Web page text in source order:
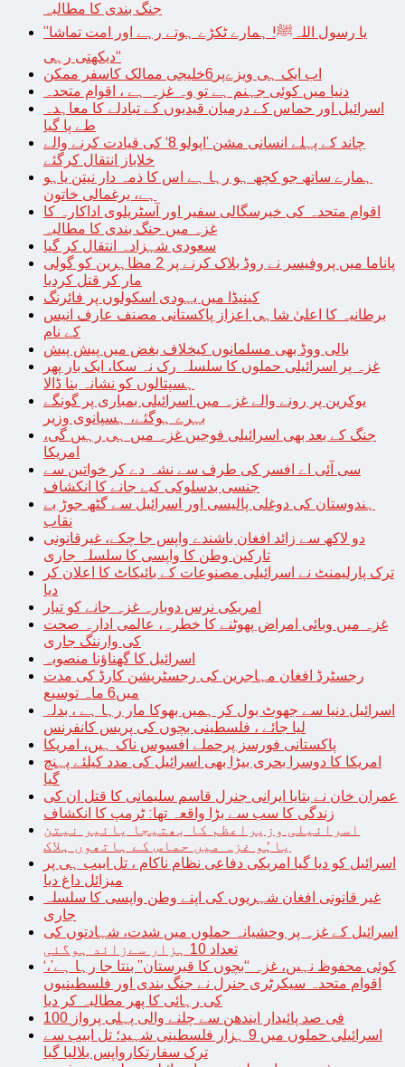
جنگ بندی کا مطالبہ
’’یا رسول اللہﷺ! ہمارے ٹکڑے ہوتے رہے اور امت تماشا
دیکھتی رہی‘‘
اب ایک ہی ویزےپر6خلیجی ممالک کاسفر ممکن
دنیا میں کوئی جہنم ہے تو وہ غزہ ہے ، اقوام متحدہ
اسرائیل اور حماس کے درمیان قیدیوں کے تبادلے کا معاہدہ
طے پا گیا
چاند کے پہلے انسانی مشن ’اپولو 8‘ کی قیادت کرنے والے
خلاباز انتقال کرگئے
ہمارے ساتھ جو کچھ ہو رہا ہے اس کا ذمہ دار نیتن یاہو
ہے، یرغمالی خاتون
اقوام متحدہ کی خیرسگالی سفیر اور آسٹریلوی اداکارہ کا
غزہ میں جنگ بندی کا مطالبہ
سعودی شہزادہ انتقال کر گیا
پاناما میں پروفیسر نے روڈ بلاک کرنے پر 2 مظاہرین کو گولی
مار کر قتل کردیا
کینیڈا میں یہودی اسکولوں پر فائرنگ
برطانیہ کا اعلیٰ شاہی اعزاز پاکستانی مصنف عارف انیس
کے نام
بالی ووڈ بھی مسلمانوں کیخلاف بغض میں پیش پیش
غزہ پر اسرائیلی حملوں کا سلسلہ رک نہ سکا، ایک بار پھر
ہسپتالوں کو نشانہ بنا ڈالا
یوکرین پر رونے والے غزہ میں اسرائیلی بمباری پر گونگے
بہرے ہوگئے، ہسپانوی وزیر
جنگ کے بعد بھی اسرائیلی فوجیں غزہ میں ہی رہیں گی،
امریکا
سی آئی اے افسر کی طرف سے نشہ دے کر خواتین سے
جنسی بدسلوکی کیے جانے کا انکشاف
ہندوستان کی دوغلی پالیسی اور اسرائیل سے گٹھ جوڑ بے
نقاب
دو لاکھ سے زائد افغان باشندے واپس جا چکے، غیرقانونی
تارکین وطن کا واپسی کا سلسلہ جاری
ترک پارلیمنٹ نے اسرائیلی مصنوعات کے بائیکاٹ کا اعلان کر
دیا
امریکی نرس دوبارہ غزہ جانے کو تیار
غزہ میں وبائی امراض پھوٹنے کا خطرہ، عالمی ادارہ صحت
کی وارننگ جاری
اسرائیل کا گھناؤنا منصوبہ
رجسٹرڈ افغان مہاجرین کی رجسٹریشن کارڈ کی مدت
میں6 ماہ توسیع
اسرائیل دنیا سے جھوٹ بول کر ہمیں بھوکا مار رہا ہے ، بدلہ
لیا جائے ، فلسطینی بچوں کی پریس کانفرنس
پاکستانی فورسز پرحملے افسوس ناک ہیں، امریکا
امریکا کا دوسرا بحری بیڑا بھی اسرائیل کی مدد کیلئے پہنچ
گیا
عمران خان نے بتایا ایرانی جنرل قاسم سلیمانی کا قتل ان کی
زندگی کا سب سے بڑا واقعہ تھا: ٹرمپ کا انکشاف
اسرائیلی وزیراعظم کا بھتیجا یائیر نیتن
یاہُو غزہ میں حماس کے ہاتھوں ہلاک
اسرائیل کو دیا گیا امریکی دفاعی نظام ناکام ، تل ابیب ہی پر
میزائل داغ دیا
غیر قانونی افغان شہریوں کی اپنے وطن واپسی کا سلسلہ
جاری
اسرائیل کے غزہ پر وحشیانہ حملوں میں شدت، شہادتوں کی
تعداد 10 ہزار سےزائد ہوگئی
‘کوئی محفوظ نہیں، غزہ “بچوں کا قبرستان” بنتا جا رہا ہے’،
اقوام متحدہ سیکرٹری جنرل نے جنگ بندی اور فلسطینیوں
کی رہائی کا پھر مطالبہ کر دیا
100 فی صد پائیدار ایندھن سے چلنے والی پہلی پرواز
اسرائیلی حملوں میں 9 ہزار فلسطینی شہید؛ تل ابیب سے
ترک سفارتکارواپس بلالیا گیا